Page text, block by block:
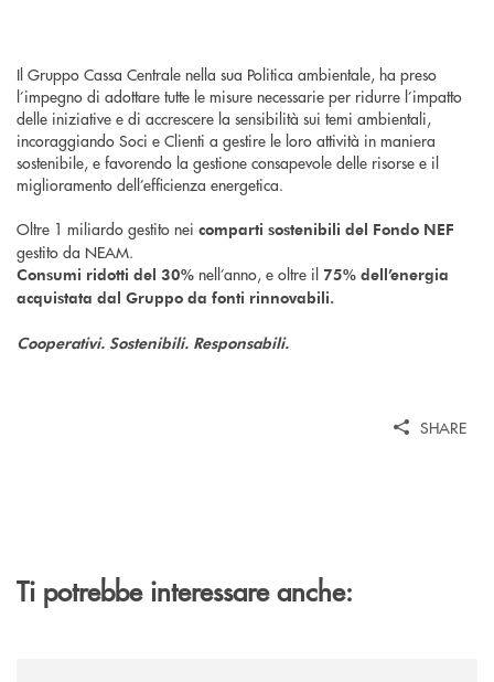
Il Gruppo Cassa Centrale nella sua Politica ambientale, ha preso
l’impegno di adottare tutte le misure necessarie per ridurre l’impatto
delle iniziative e di accrescere la sensibilità sui temi ambientali,
incoraggiando Soci e Clienti a gestire le loro attività in maniera
sostenibile, e favorendo la gestione consapevole delle risorse e il
miglioramento dell’efficienza energetica.
Oltre 1 miliardo gestito nei comparti sostenibili del Fondo NEF
gestito da NEAM.
Consumi ridotti del 30% nell’anno, e oltre il 75% dell’energia
acquistata dal Gruppo da fonti rinnovabili.
Cooperativi. Sostenibili. Responsabili.
SHARE
Ti potrebbe interessare anche: